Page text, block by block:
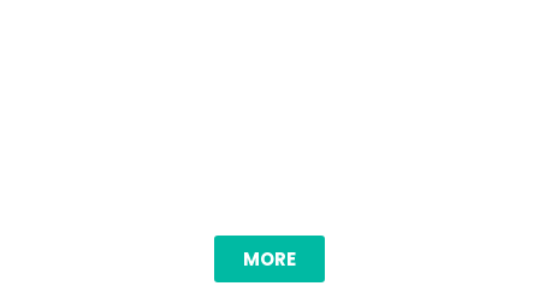
MORE